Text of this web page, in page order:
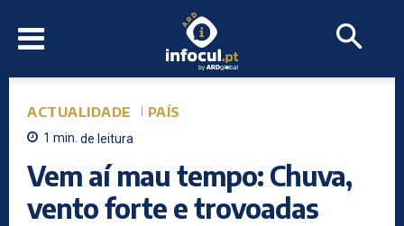
ACTUALIDADE PAÍS
1 min. de leitura
Vem aí mau tempo: Chuva,
vento forte e trovoadas